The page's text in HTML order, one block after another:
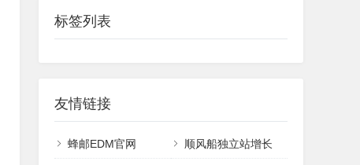
标签列表
友情链接
蜂邮EDM官网 顺风船独立站增长